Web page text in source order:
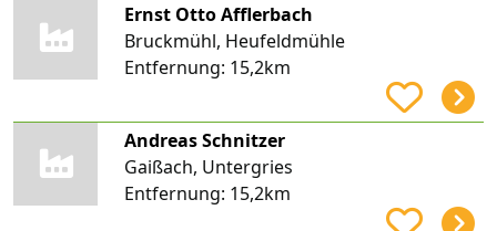
Ernst Otto Afflerbach
Bruckmühl, Heufeldmühle
Entfernung: 15,2km
Andreas Schnitzer
Gaißach, Untergries
Entfernung: 15,2km